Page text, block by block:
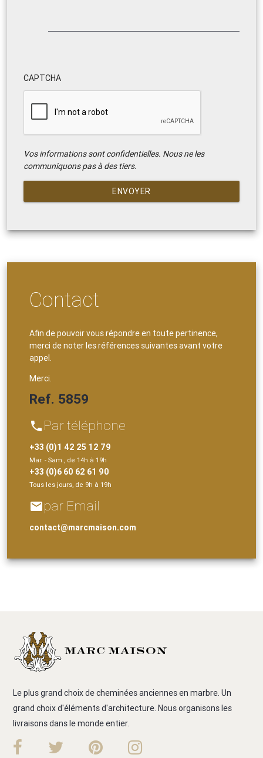
CAPTCHA
Vos informations sont confidentielles. Nous ne les
communiquons pas à des tiers.
ENVOYER
Contact
Afin de pouvoir vous répondre en toute pertinence,
merci de noter les références suivantes avant votre
appel.
Merci.
Ref. 5859
phone Par téléphone
+33 (0)1 42 25 12 79
Mar. - Sam., de 14h à 19h
+33 (0)6 60 62 61 90
Tous les jours, de 9h à 19h
emailpar Email
contact@marcmaison.com
Le plus grand choix de cheminées anciennes en marbre. Un
grand choix d'éléments d'architecture. Nous organisons les
livraisons dans le monde entier.